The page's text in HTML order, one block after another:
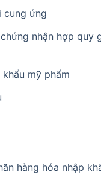
cung ứng
nhận hợp quy
mỹ phẩm
hàng hóa nhập